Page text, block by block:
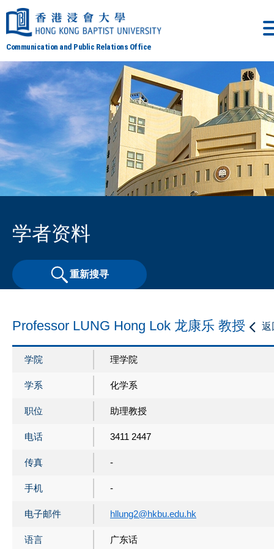
Communication and Public Relations Office
学者资料
重新搜寻
返
Professor LUNG Hong Lok 龙康乐 教授
学院 理学院
学系 化学系
职位 助理教授
电话 3411 2447
传真 -
手机 -
电子邮件 hllung2@hkbu.edu.hk
语言 广东话